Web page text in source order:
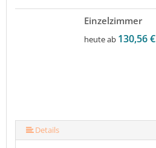
Einzelzimmer
heute ab 130,56 €
Details